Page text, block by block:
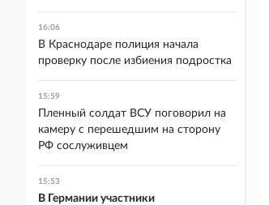
16:06
В Краснодаре полиция начала
проверку после избиения подростка
15:59
Пленный солдат ВСУ поговорил на
камеру с перешедшим на сторону
РФ сослуживцем
15:53
В Германии участники